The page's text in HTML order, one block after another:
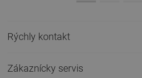
Rýchly kontakt
Zákaznícky servis